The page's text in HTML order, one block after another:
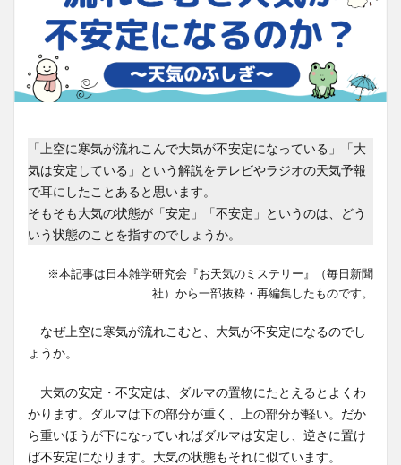
「上空に寒気が流れこんで大気が不安定になっている」「大
気は安定している」という解説をテレビやラジオの天気予報
で耳にしたことあると思います。
そもそも大気の状態が「安定」「不安定」というのは、どう
いう状態のことを指すのでしょうか。
※本記事は日本雑学研究会『お天気のミステリー』（毎日新聞
社）から一部抜粋・再編集したものです。
なぜ上空に寒気が流れこむと、大気が不安定になるのでし
ょうか。
大気の安定・不安定は、ダルマの置物にたとえるとよくわ
かります。ダルマは下の部分が重く、上の部分が軽い。だか
ら重いほうが下になっていればダルマは安定し、逆さに置け
ば不安定になります。大気の状態もそれに似ています。